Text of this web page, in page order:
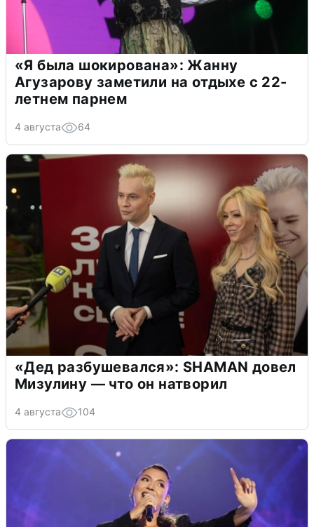
«Я была шокирована»: Жанну
Агузарову заметили на отдыхе с 22-
летнем парнем
4 августа 64
«Дед разбушевался»: SHAMAN довел
Мизулину — что он натворил
4 августа 104